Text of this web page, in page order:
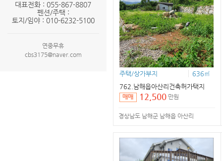
대표전화 : 055-867-8807
펜션/주택 :
토지/임야 : 010-6232-5100
연중무휴
cbs3175@naver.com
주택/상가부지
636㎡
762.남해읍아산리건축허가택지
매매 12,500 만원
경상남도 남해군 남해읍 아산리